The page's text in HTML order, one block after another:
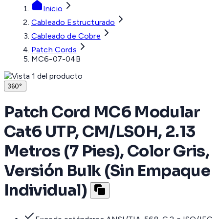
Inicio
Cableado Estructurado
Cableado de Cobre
Patch Cords
MC6-07-04B
360°
Patch Cord MC6 Modular
Cat6 UTP, CM/LS0H, 2.13
Metros (7 Pies), Color Gris,
Versión Bulk (Sin Empaque
Individual)